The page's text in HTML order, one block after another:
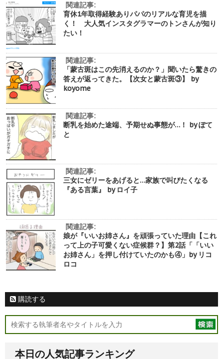
関連記事:
育休1年取得経験ありパパのリアルな育児を描
く！ 大人気インスタグラマーのトンさんが知り
たい！
関連記事:
「蒙古斑はこの先消えるのか？」聞いたら驚きの
答えが返ってきた。【次女と蒙古斑③】 by
koyome
関連記事:
断乳を始めた途端、予期せぬ事態が…！ by ぽて
と
関連記事:
三女にゼリーをあげると…家族で叫びたくなる
『ある言葉』 by ロイ子
関連記事:
娘が『いいお姉さん』を頑張っていた理由【これ
って上の子可愛くない症候群？】第2話「「いい
お姉さん」を押し付けていたのかも④」by リコ
ロコ
購読する
本日の人気記事ランキング